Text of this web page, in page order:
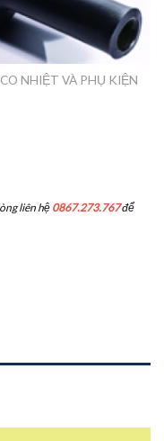
NHIỆT VÀ PHỤ KIỆN
liên hệ 0867.273.767để